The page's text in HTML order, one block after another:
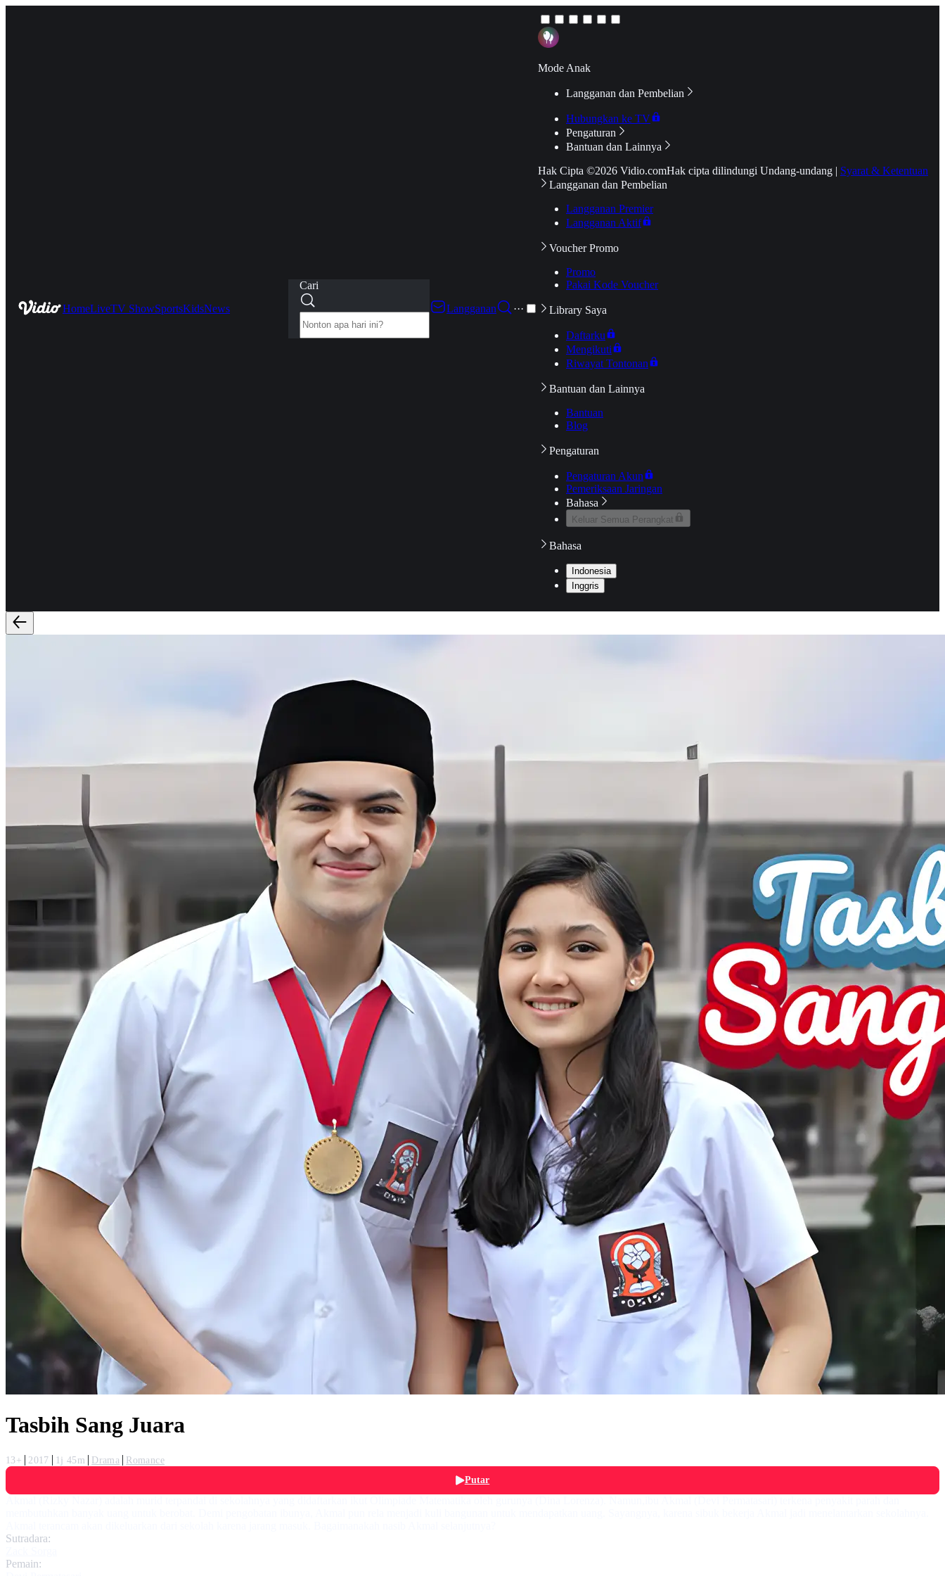
HomeLiveTV ShowSportsKidsNews
Cari
Langganan
···
Mode Anak
Langganan dan Pembelian
Hubungkan ke TV
Pengaturan
Bantuan dan Lainnya
Hak Cipta ©2026 Vidio.comHak cipta dilindungi Undang-undang | Syarat & Ketentuan
Langganan dan Pembelian
Langganan Premier
Langganan Aktif
Voucher Promo
Promo
Pakai Kode Voucher
Library Saya
Daftarku
Mengikuti
Riwayat Tontonan
Bantuan dan Lainnya
Bantuan
Blog
Pengaturan
Pengaturan Akun
Pemeriksaan Jaringan
Bahasa
Keluar Semua Perangkat
Bahasa
Indonesia
Inggris
Tasbih Sang Juara
13+ 2017 1j 45m Drama
Romance
Putar
Sutradara:
Pemain: